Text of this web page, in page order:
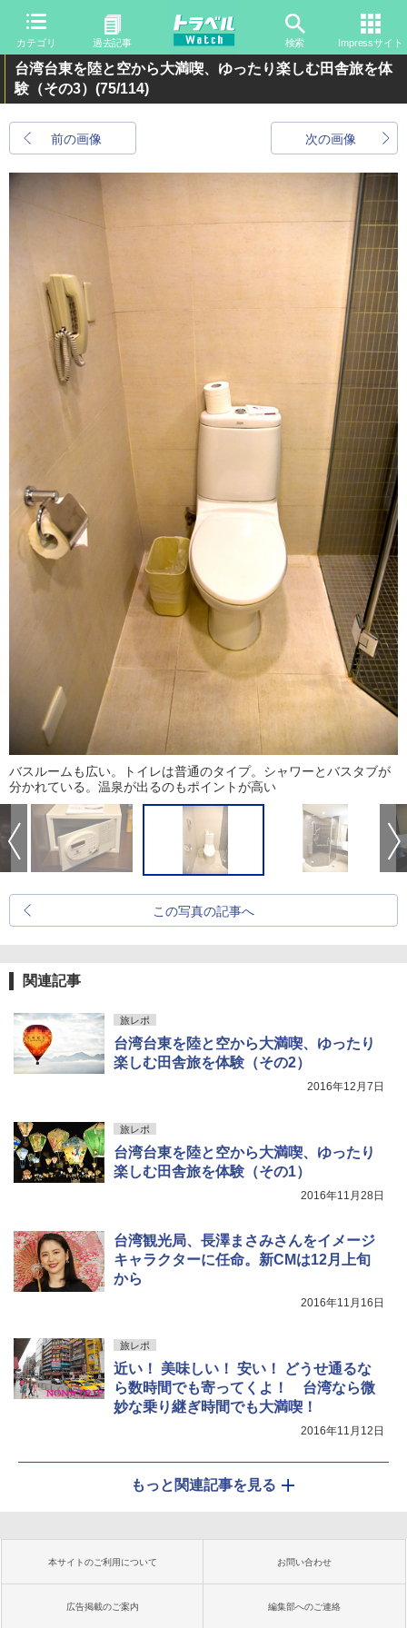
カテゴリ 過去記事 検索 Impressサイト
台湾台東を陸と空から大満喫、ゆったり楽しむ田舎旅を体
験（その3） (75/114)
前の画像 次の画像
バスルームも広い。トイレは普通のタイプ。シャワーとバスタブが
分かれている。温泉が出るのもポイントが高い
この写真の記事へ
関連記事
旅レポ
台湾台東を陸と空から大満喫、ゆったり
楽しむ田舎旅を体験（その2）
2016年12月7日
旅レポ
台湾台東を陸と空から大満喫、ゆったり
楽しむ田舎旅を体験（その1）
2016年11月28日
台湾観光局、長澤まさみさんをイメージ
キャラクターに任命。新CMは12月上旬
から
2016年11月16日
旅レポ
近い！ 美味しい！ 安い！ どうせ通るな
ら数時間でも寄ってくよ！ 台湾なら微
妙な乗り継ぎ時間でも大満喫！
2016年11月12日
もっと関連記事を見る
本サイトのご利用について お問い合わせ
広告掲載のご案内 編集部へのご連絡